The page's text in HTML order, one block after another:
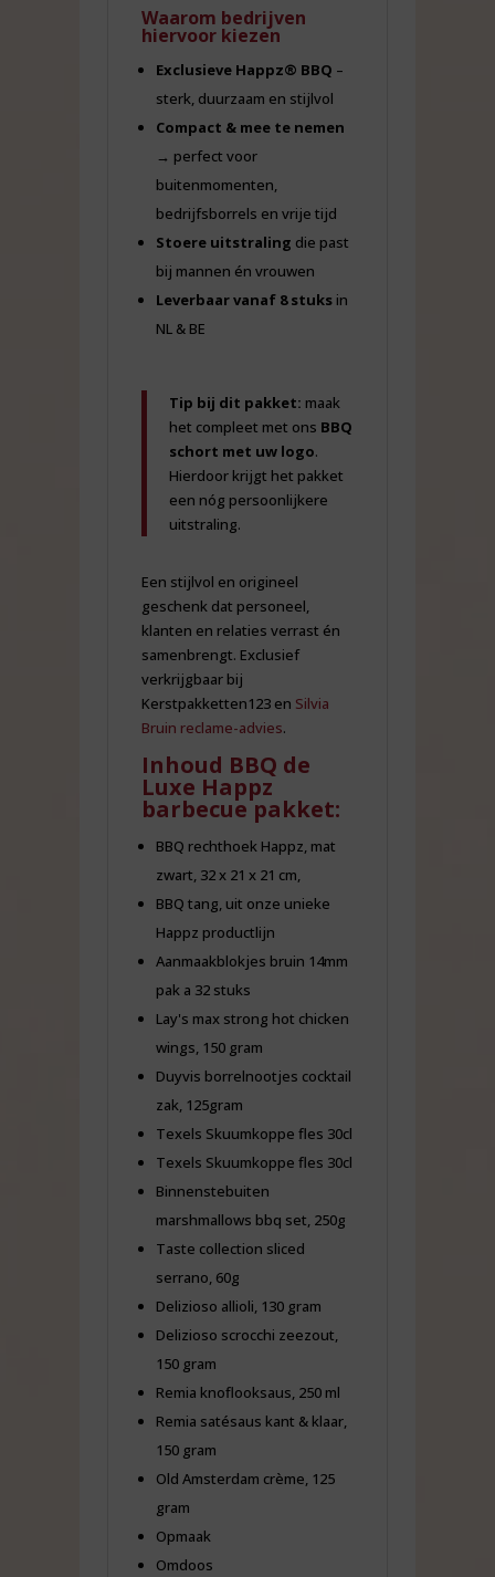
Waarom bedrijven
hiervoor kiezen
Exclusieve Happz® BBQ –
sterk, duurzaam en stijlvol
Compact & mee te nemen
→ perfect voor
buitenmomenten,
bedrijfsborrels en vrije tijd
Stoere uitstraling die past
bij mannen én vrouwen
Leverbaar vanaf 8 stuks in
NL & BE
Tip bij dit pakket: maak
het compleet met ons BBQ
schort met uw logo.
Hierdoor krijgt het pakket
een nóg persoonlijkere
uitstraling.
Een stijlvol en origineel
geschenk dat personeel,
klanten en relaties verrast én
samenbrengt. Exclusief
verkrijgbaar bij
Kerstpakketten123 en Silvia
Bruin reclame-advies.
Inhoud BBQ de
Luxe Happz
barbecue pakket:
BBQ rechthoek Happz, mat
zwart, 32 x 21 x 21 cm,
BBQ tang, uit onze unieke
Happz productlijn
Aanmaakblokjes bruin 14mm
pak a 32 stuks
Lay's max strong hot chicken
wings, 150 gram
Duyvis borrelnootjes cocktail
zak, 125gram
Texels Skuumkoppe fles 30cl
Texels Skuumkoppe fles 30cl
Binnenstebuiten
marshmallows bbq set, 250g
Taste collection sliced
serrano, 60g
Delizioso allioli, 130 gram
Delizioso scrocchi zeezout,
150 gram
Remia knoflooksaus, 250 ml
Remia satésaus kant & klaar,
150 gram
Old Amsterdam crème, 125
gram
Opmaak
Omdoos